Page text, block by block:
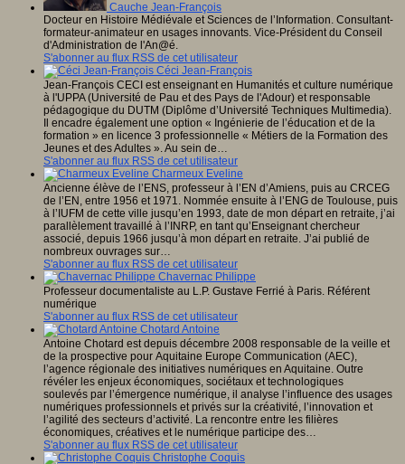
Cauche Jean-François
Docteur en Histoire Médiévale et Sciences de l’Information. Consultant-
formateur-animateur en usages innovants. Vice-Président du Conseil
d'Administration de l'An@é.
S'abonner au flux RSS de cet utilisateur
Céci Jean-François
Jean-François CECI est enseignant en Humanités et culture numérique
à l'UPPA (Université de Pau et des Pays de l'Adour) et responsable
pédagogique du DUTM (Diplôme d’Université Techniques Multimedia).
Il encadre également une option « Ingénierie de l’éducation et de la
formation » en licence 3 professionnelle « Métiers de la Formation des
Jeunes et des Adultes ». Au sein de…
S'abonner au flux RSS de cet utilisateur
Charmeux Eveline
Ancienne élève de l’ENS, professeur à l’EN d’Amiens, puis au CRCEG
de l’EN, entre 1956 et 1971. Nommée ensuite à l’ENG de Toulouse, puis
à l’IUFM de cette ville jusqu’en 1993, date de mon départ en retraite, j’ai
parallèlement travaillé à l’INRP, en tant qu’Enseignant chercheur
associé, depuis 1966 jusqu’à mon départ en retraite. J’ai publié de
nombreux ouvrages sur…
S'abonner au flux RSS de cet utilisateur
Chavernac Philippe
Professeur documentaliste au L.P. Gustave Ferrié à Paris. Référent
numérique
S'abonner au flux RSS de cet utilisateur
Chotard Antoine
Antoine Chotard est depuis décembre 2008 responsable de la veille et
de la prospective pour Aquitaine Europe Communication (AEC),
l’agence régionale des initiatives numériques en Aquitaine. Outre
révéler les enjeux économiques, sociétaux et technologiques
soulevés par l’émergence numérique, il analyse l’influence des usages
numériques professionnels et privés sur la créativité, l’innovation et
l’agilité des secteurs d’activité. La rencontre entre les filières
économiques, créatives et le numérique participe des…
S'abonner au flux RSS de cet utilisateur
Christophe Coquis